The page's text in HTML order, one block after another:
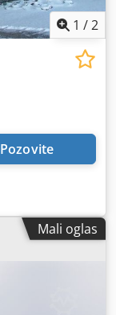
1 /2
Pozovite
Mali oglas